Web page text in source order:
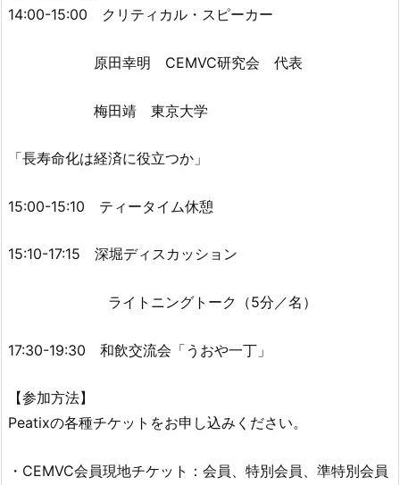
14:00-15:00 クリティカル・スピーカー
原田幸明 CEMVC研究会 代表
梅田靖 東京大学
「長寿命化は経済に役立つか」
15:00-15:10 ティータイム休憩
15:10-17:15 深堀ディスカッション
ライトニングトーク（5分／名）
17:30-19:30 和飲交流会「うおや一丁」
【参加方法】
Peatixの各種チケットをお申し込みください。
・CEMVC会員現地チケット：会員、特別会員、準特別会員